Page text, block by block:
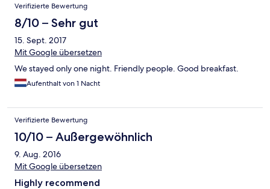
Verifizierte Bewertung
8/10 – Sehr gut
15. Sept. 2017
Mit Google übersetzen
We stayed only one night. Friendly people. Good breakfast.
Aufenthalt von 1 Nacht
Verifizierte Bewertung
10/10 – Außergewöhnlich
9. Aug. 2016
Mit Google übersetzen
Highly recommend